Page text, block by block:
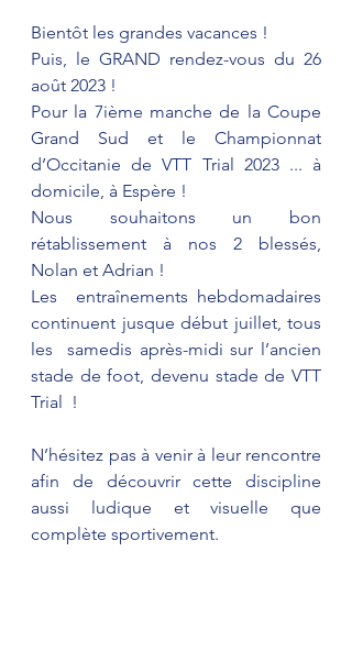
Bientôt les grandes vacances !
Puis, le GRAND rendez-vous du 26
août 2023 !
Pour la 7ième manche de la Coupe
Grand Sud et le Championnat
d’Occitanie de VTT Trial 2023 ... à
domicile, à Espère !
Nous souhaitons un bon
rétablissement à nos 2 blessés,
Nolan et Adrian !
Les  entraînements hebdomadaires
continuent jusque début juillet, tous
les  samedis après-midi sur l’ancien
stade de foot, devenu stade de VTT
Trial  !
N’hésitez pas à venir à leur rencontre
afin de découvrir cette discipline
aussi ludique et visuelle que
complète sportivement.